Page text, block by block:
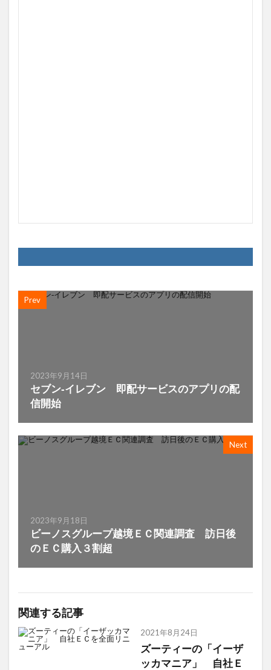
Prev
2023年9月14日
セブン‐イレブン 即配サービスのアプリの配
信開始
Next
2023年9月18日
ビーノスグループ越境ＥＣ関連調査 訪日後
のＥＣ購入３割超
関連する記事
2021年8月24日
ズーティーの「イーザ
ッカマニア」 自社Ｅ